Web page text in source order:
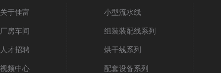
关于佳富
厂房车间
人才招聘
视频中心
小型流水线
组装装配线系列
烘干线系列
配套设备系列